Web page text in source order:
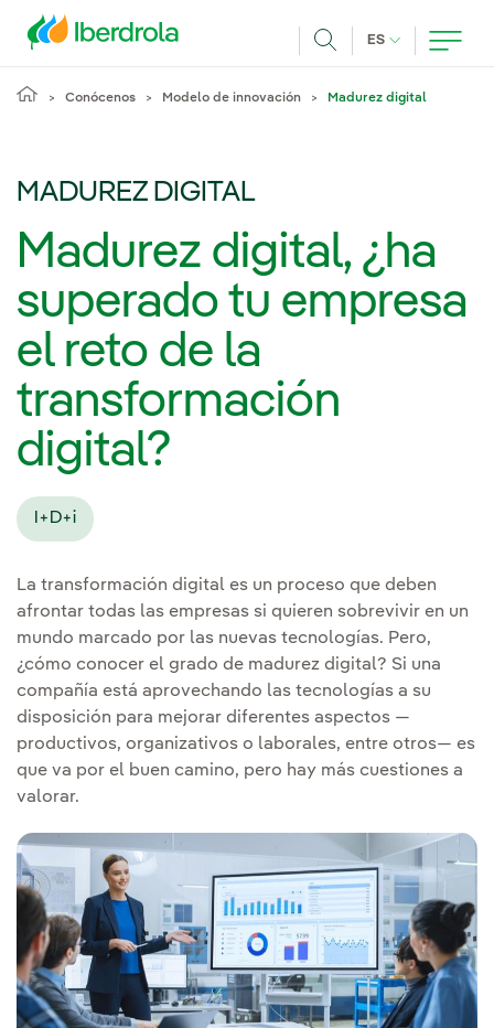
ES IDIOMA
Conócenos Modelo de innovación Madurez digital
MADUREZ DIGITAL
Madurez digital, ¿ha
superado tu empresa
el reto de la
transformación
digital?
I+D+i
La transformación digital es un proceso que deben
afrontar todas las empresas si quieren sobrevivir en un
mundo marcado por las nuevas tecnologías. Pero,
¿cómo conocer el grado de madurez digital? Si una
compañía está aprovechando las tecnologías a su
disposición para mejorar diferentes aspectos —
productivos, organizativos o laborales, entre otros— es
que va por el buen camino, pero hay más cuestiones a
valorar.